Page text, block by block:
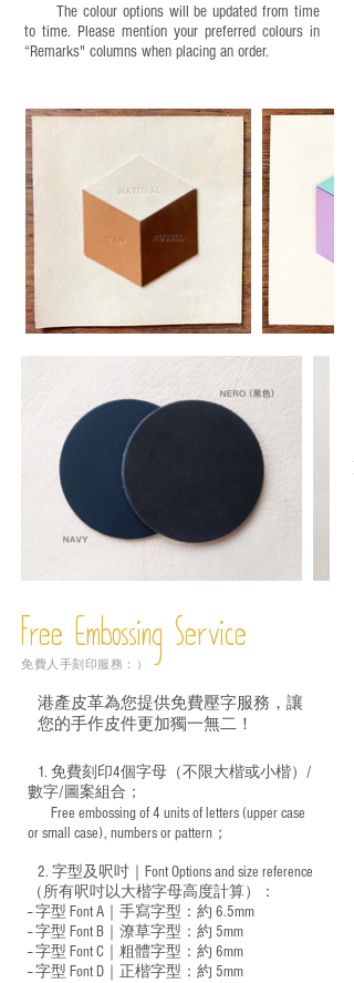
The colour options will be updated from time
to time. Please mention your preferred colours in
“Remarks" columns when placing an order.
Free Embossing Service
免費人手刻印服務：）
港產皮革為您提供免費壓字服務，讓
您的手作皮件更加獨一無二！
1. 免費刻印4個字母（不限大楷或小楷）/
數字/圖案組合；
Free embossing of 4 units of letters (upper case
or small case), numbers or pattern；
2. 字型及呎吋｜ Font Options and size reference
（所有呎吋以大楷字母高度計算）：
-- 字型 Font A｜手寫字型：約 6.5mm
-- 字型 Font B｜潦草字型： 約 5mm
-- 字型 Font C｜粗體字型：約 6mm
-- 字型 Font D｜正楷字型： 約 5mm